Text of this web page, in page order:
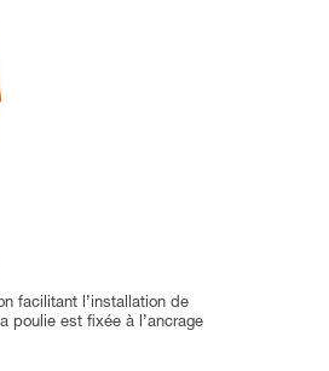
facilitant l’installation de
poulie est fixée à l’ancrage